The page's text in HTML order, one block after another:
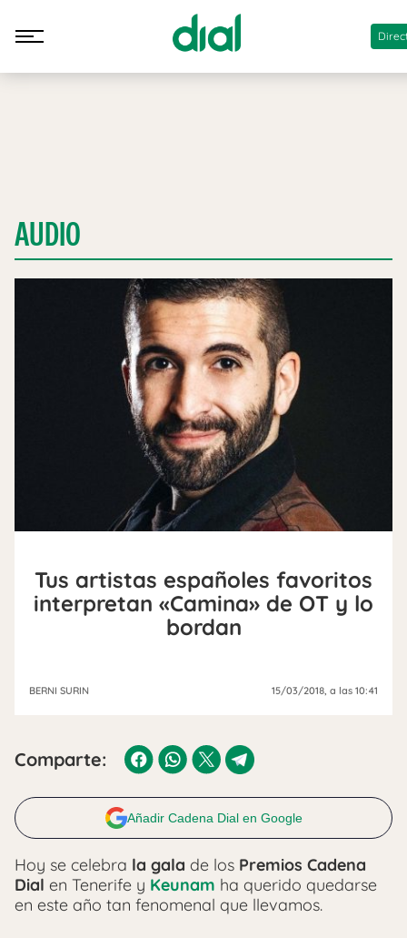
AUDIO
Tus artistas españoles favoritos
interpretan «Camina» de OT y lo
bordan
BERNI SURIN 15/03/2018 , a las 10:41
Comparte:
Añadir Cadena Dial en Google
Hoy se celebra la gala de los Premios Cadena
Dial en Tenerife y Keunam ha querido quedarse
en este año tan fenomenal que llevamos.